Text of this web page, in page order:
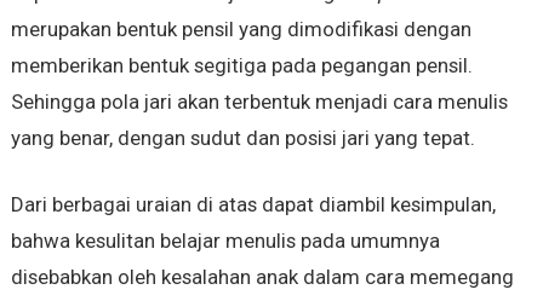
merupakan bentuk pensil yang dimodifikasi dengan
memberikan bentuk segitiga pada pegangan pensil.
Sehingga pola jari akan terbentuk menjadi cara menulis
yang benar, dengan sudut dan posisi jari yang tepat.
Dari berbagai uraian di atas dapat diambil kesimpulan,
bahwa kesulitan belajar menulis pada umumnya
disebabkan oleh kesalahan anak dalam cara memegang